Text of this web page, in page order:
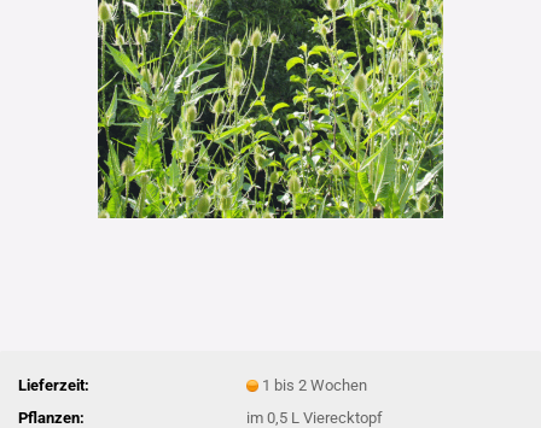
Lieferzeit:
1 bis 2 Wochen
Pflanzen:
im 0,5 L Vierecktopf